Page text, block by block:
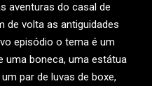
aventuras do casal de
de volta as antiguidades
episódio o tema é um
uma boneca, uma estátua
par de luvas de boxe,